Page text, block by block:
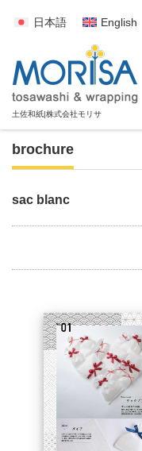
日本語 English
brochure
sac blanc